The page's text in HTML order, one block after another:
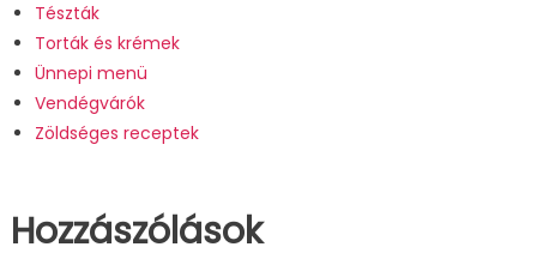
Tészták
Torták és krémek
Ünnepi menü
Vendégvárók
Zöldséges receptek
Hozzászólások